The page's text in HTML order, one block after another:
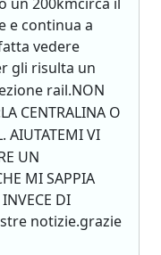
e continua a
vedere
gli risulta un
rail.NON
CENTRALINA O
AIUTATEMI VI
UN
MI SAPPIA
DI
notizie.grazie